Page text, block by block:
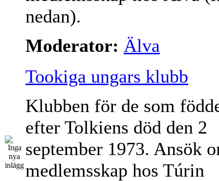
nedan).
Moderator: Älva
Tookiga ungars klubb
Klubben för de som
efter Tolkiens död den 2
september 1973. Ansök
medlemsskap hos Túrin